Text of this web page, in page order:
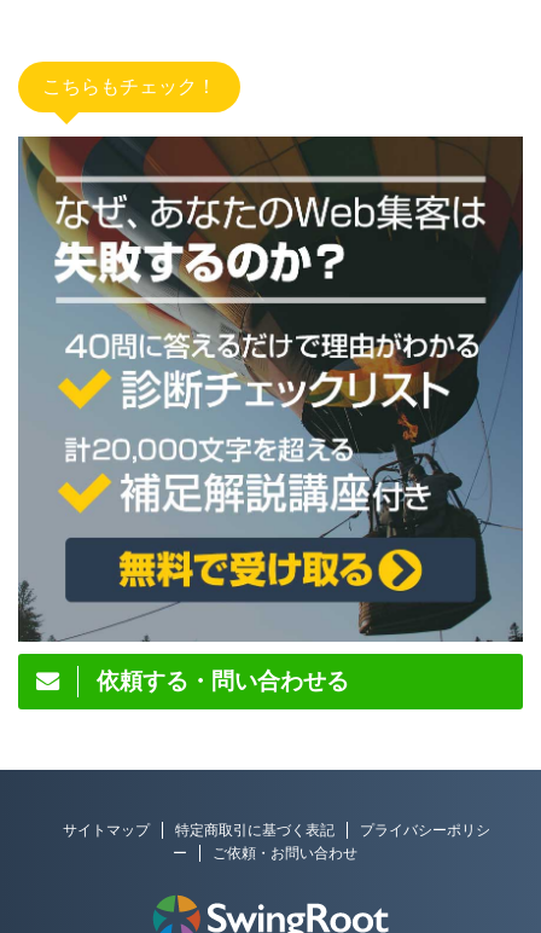
こちらもチェック！
依頼する・問い合わせる
サイトマップ 特定商取引に基づく表記
プライバシーポリシ
ー
ご依頼・お問い合わせ